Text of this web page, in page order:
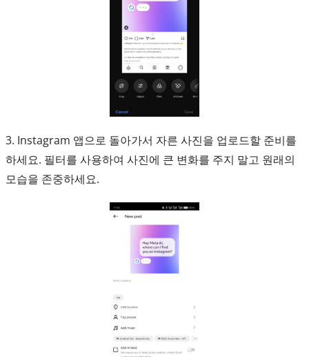
3. Instagram 앱으로 돌아가서 자른 사진을 업로드할 준비를
하세요. 필터를 사용하여 사진에 큰 변화를 주지 말고 원래의
모습을 존중하세요.